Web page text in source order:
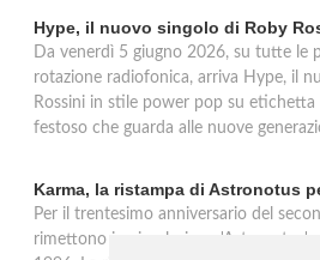
Hype, il nuovo singolo di Roby
Da venerdì 5 giugno 2026, su tutte le
rotazione radiofonica, arriva Hype, il
Rossini in stile power pop su
festoso che guarda alle nuove
Karma, la ristampa di Astronotus
Per il trentesimo anniversario del
rimettono in circolazione 'Astronotus',